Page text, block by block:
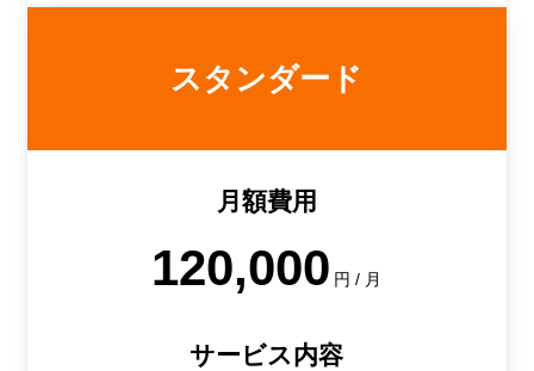
スタンダード
月額費用
120,000 円 / 月
サービス内容